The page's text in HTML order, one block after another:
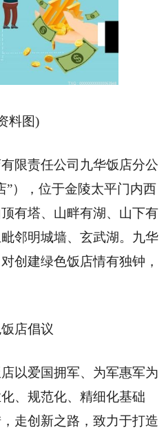
料图)
限责任公司九华饭店分公
”），位于金陵太平门内西
有塔、山畔有湖、山下有
邻明城墙、玄武湖。九华
创建绿色饭店情有独钟，
店倡议
以爱国拥军、为军惠军为
、规范化、精细化基础
走创新之路，致力于打造